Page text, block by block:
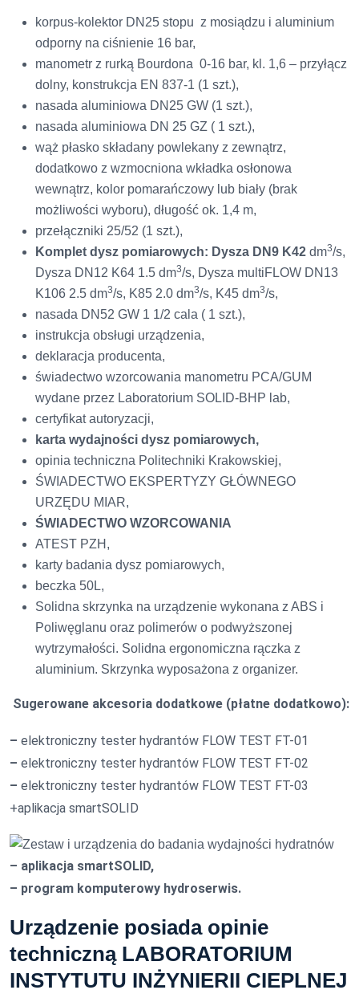
korpus-kolektor DN25 stopu z mosiądzu i aluminium
odporny na ciśnienie 16 bar,
manometr z rurką Bourdona 0-16 bar, kl. 1,6 – przyłącz
dolny, konstrukcja EN 837-1 (1 szt.),
nasada aluminiowa DN25 GW (1 szt.),
nasada aluminiowa DN 25 GZ ( 1 szt.),
wąż płasko składany powlekany z zewnątrz,
dodatkowo z wzmocniona wkładka osłonowa
wewnątrz, kolor pomarańczowy lub biały (brak
możliwości wyboru), długość ok. 1,4 m,
przełączniki 25/52 (1 szt.),
Komplet dysz pomiarowych: Dysza DN9 K42 dm3/s,
Dysza DN12 K64 1.5 dm3/s, Dysza multiFLOW DN13
K106 2.5 dm3/s, K85 2.0 dm3/s, K45 dm3/s,
nasada DN52 GW 1 1/2 cala ( 1 szt.),
instrukcja obsługi urządzenia,
deklaracja producenta,
świadectwo wzorcowania manometru PCA/GUM
wydane przez Laboratorium SOLID-BHP lab,
certyfikat autoryzacji,
karta wydajności dysz pomiarowych,
opinia techniczna Politechniki Krakowskiej,
ŚWIADECTWO EKSPERTYZY GŁÓWNEGO
URZĘDU MIAR,
ŚWIADECTWO WZORCOWANIA
ATEST PZH,
karty badania dysz pomiarowych,
beczka 50L,
Solidna skrzynka na urządzenie wykonana z ABS i
Poliwęglanu oraz polimerów o podwyższonej
wytrzymałości. Solidna ergonomiczna rączka z
aluminium. Skrzynka wyposażona z organizer.
Sugerowane akcesoria dodatkowe (płatne dodatkowo):
– elektroniczny tester hydrantów FLOW TEST FT-01
– elektroniczny tester hydrantów FLOW TEST FT-02
– elektroniczny tester hydrantów FLOW TEST FT-03
+aplikacja smartSOLID
– aplikacja smartSOLID,
– program komputerowy hydroserwis.
Urządzenie posiada opinie
techniczną LABORATORIUM
INSTYTUTU INŻYNIERII CIEPLNEJ